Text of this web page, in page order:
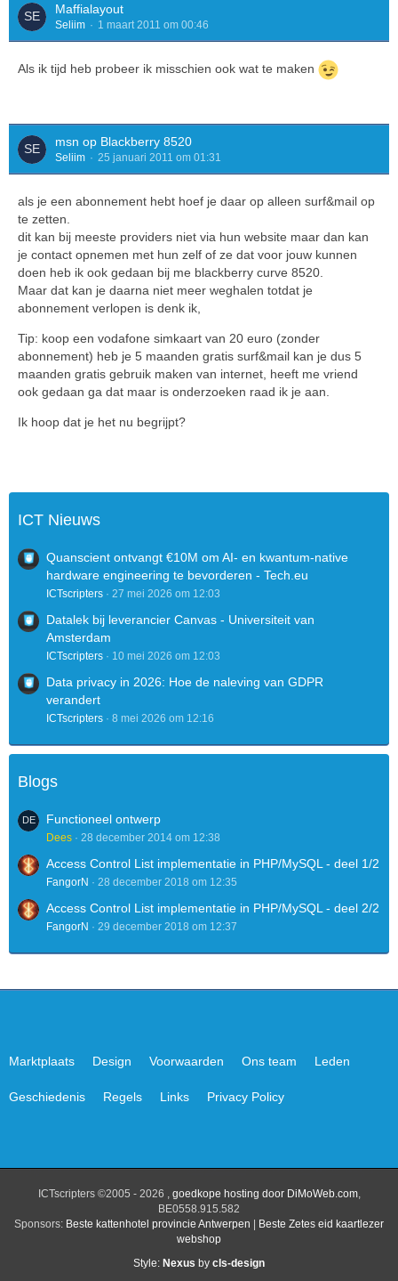
Maffialayout
Seliim 1 maart 2011 om 00:46
Als ik tijd heb probeer ik misschien ook wat te maken
msn op Blackberry 8520
Seliim 25 januari 2011 om 01:31
als je een abonnement hebt hoef je daar op alleen surf&mail op
te zetten.
dit kan bij meeste providers niet via hun website maar dan kan
je contact opnemen met hun zelf of ze dat voor jouw kunnen
doen heb ik ook gedaan bij me blackberry curve 8520.
Maar dat kan je daarna niet meer weghalen totdat je
abonnement verlopen is denk ik,
Tip: koop een vodafone simkaart van 20 euro (zonder
abonnement) heb je 5 maanden gratis surf&mail kan je dus 5
maanden gratis gebruik maken van internet, heeft me vriend
ook gedaan ga dat maar is onderzoeken raad ik je aan.
Ik hoop dat je het nu begrijpt?
ICT Nieuws
Quanscient ontvangt €10M om AI- en kwantum-native
hardware engineering te bevorderen - Tech.eu
ICTscripters 27 mei 2026 om 12:03
Datalek bij leverancier Canvas - Universiteit van
Amsterdam
ICTscripters 10 mei 2026 om 12:03
Data privacy in 2026: Hoe de naleving van GDPR
verandert
ICTscripters 8 mei 2026 om 12:16
Blogs
Functioneel ontwerp
Dees 28 december 2014 om 12:38
Access Control List implementatie in PHP/MySQL - deel 1/2
FangorN 28 december 2018 om 12:35
Access Control List implementatie in PHP/MySQL - deel 2/2
FangorN 29 december 2018 om 12:37
Marktplaats Design Voorwaarden Ons team Leden
Geschiedenis Regels Links Privacy Policy
ICTscripters ©2005 - 2026 , goedkope hosting door DiMoWeb.com,
BE0558.915.582
Sponsors: Beste kattenhotel provincie Antwerpen
Beste Zetes eid kaartlezer
webshop
Style: Nexus by cls-design